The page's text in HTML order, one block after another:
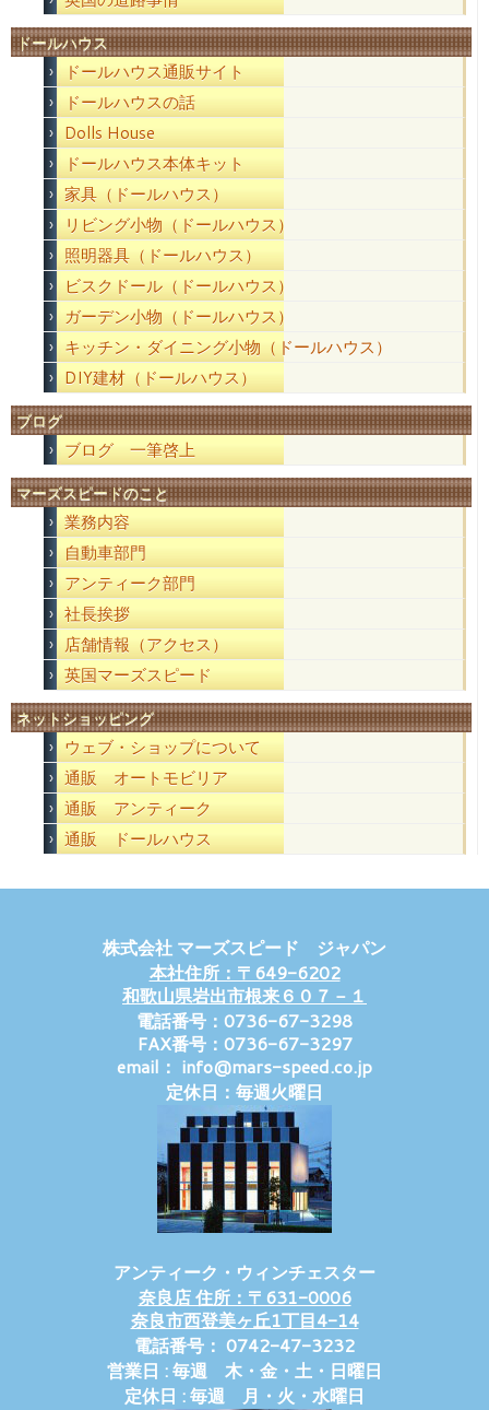
ドールハウス
ドールハウス通販サイト
ドールハウスの話
Dolls House
ドールハウス本体キット
家具（ドールハウス）
リビング小物（ドールハウス）
照明器具（ドールハウス）
ビスクドール（ドールハウス）
ガーデン小物（ドールハウス）
キッチン・ダイニング小物（ドールハウス）
DIY建材（ドールハウス）
ブログ
ブログ 一筆啓上
マーズスピードのこと
業務内容
自動車部門
アンティーク部門
社長挨拶
店舗情報（アクセス）
英国マーズスピード
ネットショッピング
ウェブ・ショップについて
通販 オートモビリア
通販 アンティーク
通販 ドールハウス
株式会社 マーズスピード ジャパン
本社住所：〒649-6202
和歌山県岩出市根来６０７－１
電話番号：0736-67-3298
FAX番号：0736-67-3297
email： info@mars-speed.co.jp
定休日：毎週火曜日
アンティーク・ウィンチェスター
奈良店 住所：〒631-0006
奈良市西登美ヶ丘1丁目4-14
電話番号： 0742-47-3232
営業日 : 毎週 木・金・土・日曜日
定休日 : 毎週 月・火・水曜日